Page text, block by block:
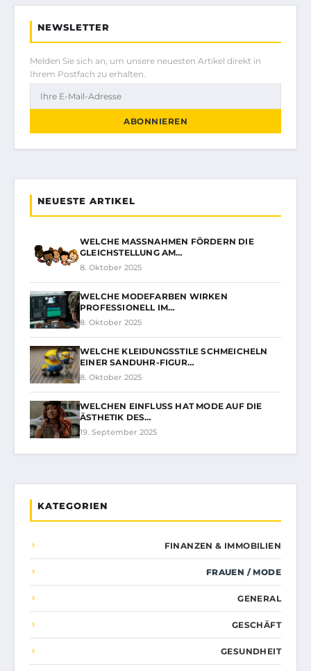
NEWSLETTER
Melden Sie sich an, um unsere neuesten Artikel direkt in
Ihrem Postfach zu erhalten.
ABONNIEREN
NEUESTE ARTIKEL
WELCHE MASSNAHMEN FÖRDERN DIE G
LEICHSTELLUNG AM…
8. Oktober 2025
WELCHE MODEFARBEN WIRKEN
PROFESSIONELL IM…
8. Oktober 2025
WELCHE KLEIDUNGSSTILE SCHMEICHELN
EINER SANDUHR-FIGUR…
8. Oktober 2025
WELCHEN EINFLUSS HAT MODE AUF DIE
ÄSTHETIK DES…
19. September 2025
KATEGORIEN
FINANZEN & IMMOBILIEN
FRAUEN / MODE
GENERAL
GESCHÄFT
GESUNDHEIT